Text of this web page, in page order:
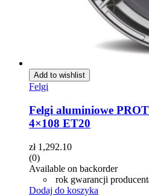
Add to wishlist
Felgi
Felgi aluminiowe
4×108 ET20
zł1,292.10
(0)
Available on backorder
rok gwarancji
Dodaj do koszyka